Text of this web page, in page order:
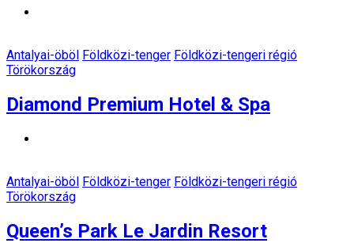
Antalyai-öböl Földközi-tenger Földközi-tengeri régió
Törökország
Diamond Premium Hotel & Spa
Antalyai-öböl Földközi-tenger Földközi-tengeri régió
Törökország
Queen’s Park Le Jardin Resort